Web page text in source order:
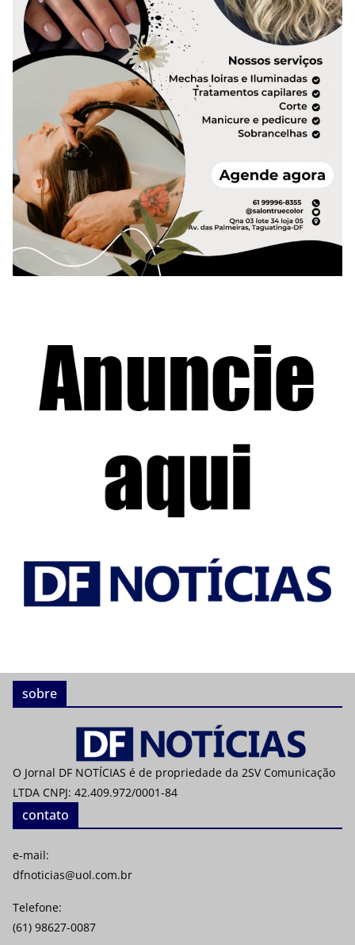
sobre
O Jornal DF NOTÍCIAS é de propriedade da 2SV Comunicação
LTDA CNPJ: 42.409.972/0001-84
contato
e-mail:
dfnoticias@uol.com.br
Telefone:
(61) 98627-0087